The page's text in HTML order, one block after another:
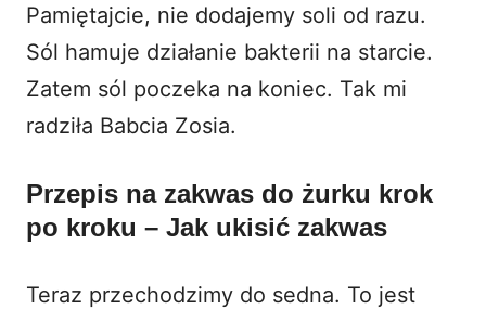
Pamiętajcie, nie dodajemy soli od razu.
Sól hamuje działanie bakterii na starcie.
Zatem sól poczeka na koniec. Tak mi
radziła Babcia Zosia.
Przepis na zakwas do żurku krok
po kroku – Jak ukisić zakwas
Teraz przechodzimy do sedna. To jest